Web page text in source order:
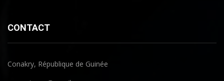
CONTACT
Conakry, République de Guinée